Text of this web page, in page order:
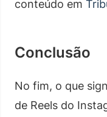
conteúdo em
Conclusão
No fim, o que
de Reels do